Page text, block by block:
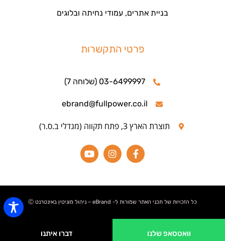
וואטסאפ שלנו דברו איתנו
בניית אתרים, עמודי נחיתה ובלוגים
פרטי התקשרות
03-6499997 (שלוחה 7)
ebrand@fullpower.co.il
תוצרת הארץ 3, פתח תקווה (מגדלי ב.ס.ר)
כל הזכויות של תכני האתר שמורות ל- eBrand – ניהול מוניטין באינטרנט Ⓒ